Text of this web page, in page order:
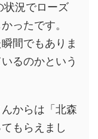
状況でローズ
ったです。
間でもありま
るのかという
からは「北森
もらえまし